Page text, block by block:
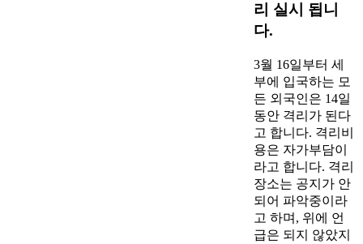
리 실시 됩니
다.
3월 16일부터 세
부에 입국하는 모
든 외국인은 14일
동안 격리가 된다
고 합니다. 격리비
용은 자가부담이
라고 합니다. 격리
장소는 공지가 안
되어 파악중이라
고 하며, 위에 언
급은 되지 않았지